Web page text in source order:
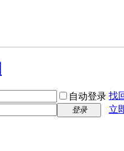
自动登录 找
登录
立